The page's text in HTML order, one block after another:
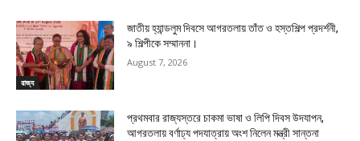
রাজ্য
জাতীয় হ্যান্ডলুম দিবসে আগরতলায় তাঁত ও হস্তশিল্প প্রদর্শনী,
৯ শিল্পীকে সম্মাননা।
August 7, 2026
প্রথমবার রাজ্যস্তরে চাকমা ভাষা ও লিপি দিবস উদযাপন,
আগরতলায় বর্ণাঢ্য পদযাত্রায় অংশ নিলেন মন্ত্রী সান্তনা